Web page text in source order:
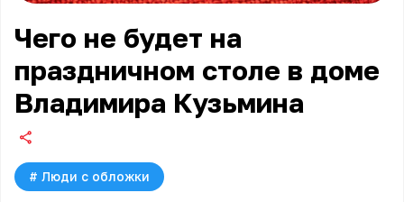
Чего не будет на
праздничном столе в доме
Владимира Кузьмина
# Люди с обложки